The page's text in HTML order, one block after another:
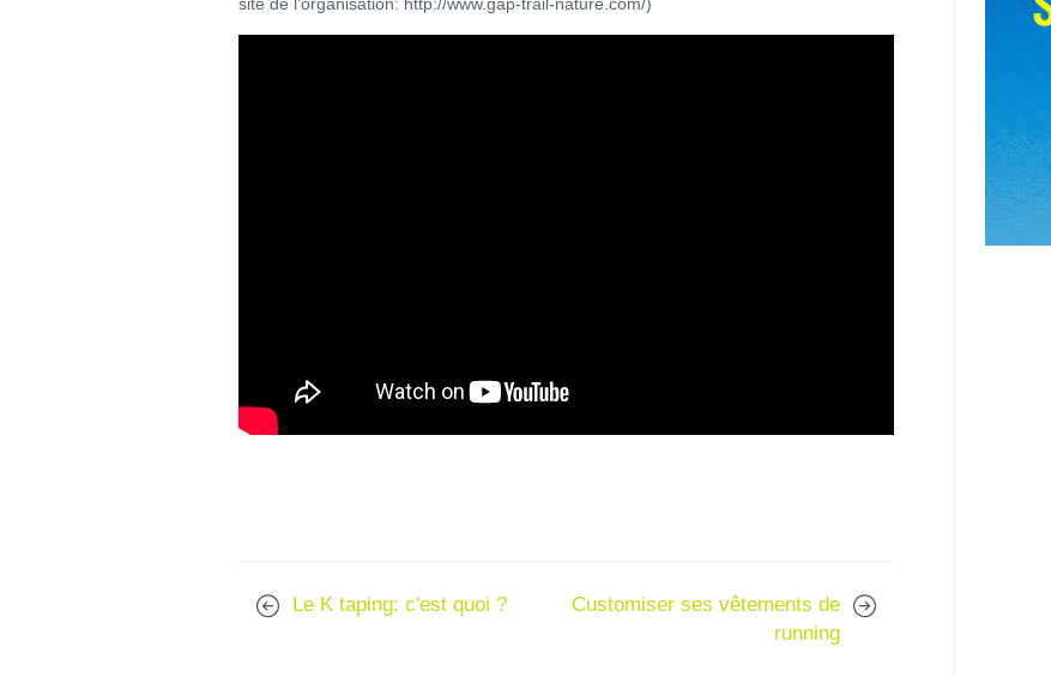
Le K taping: c'est quoi ?
Customiser ses vêtements de
running